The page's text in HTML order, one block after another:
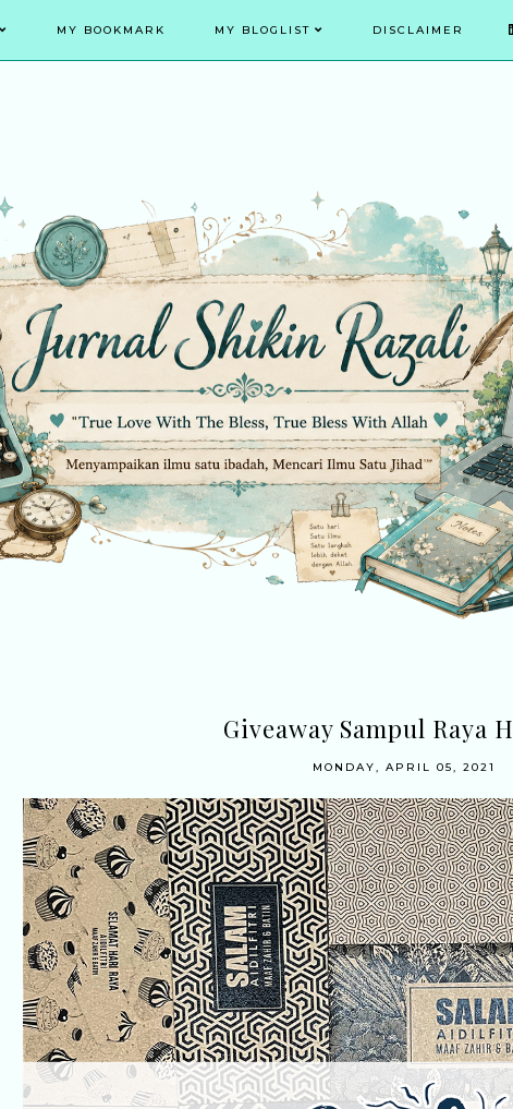
MY BOOKMARK MY BLOGLIST DISCLAIMER
Giveaway Sampul Raya
MONDAY, APRIL 05, 2021